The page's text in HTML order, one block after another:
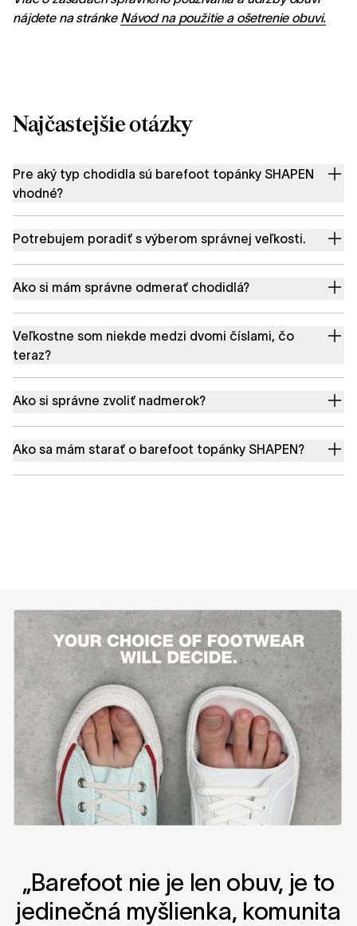
nájdete na stránke Návod na použitie a ošetrenie obuvi.
Najčastejšie otázky
Pre aký typ chodidla sú barefoot topánky SHAPEN
vhodné?
Potrebujem poradiť s výberom správnej veľkosti.
Ako si mám správne odmerať chodidlá?
Veľkostne som niekde medzi dvomi číslami, čo
teraz?
Ako si správne zvoliť nadmerok?
Ako sa mám starať o barefoot topánky SHAPEN?
„Barefoot nie je len obuv, je to
jedinečná myšlienka, komunita